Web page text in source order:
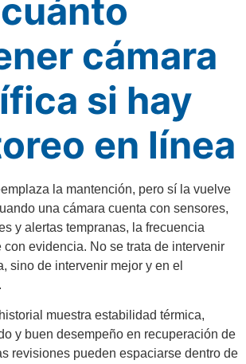
cámara
si hay
en línea
la mantención, pero sí la vuelve
una cámara cuenta con sensores,
y alertas tempranas, la frecuencia
con evidencia. No se trata de intervenir
sino de intervenir mejor y en el
muestra estabilidad térmica,
y buen desempeño en recuperación de
revisiones pueden espaciarse dentro de